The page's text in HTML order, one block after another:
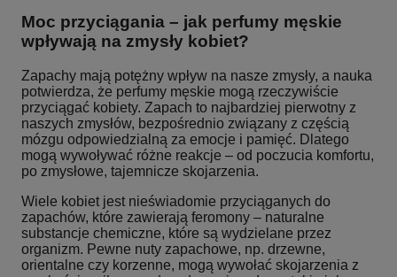
Moc przyciągania – jak perfumy męskie
wpływają na zmysły kobiet?
Zapachy mają potężny wpływ na nasze zmysły, a nauka
potwierdza, że perfumy męskie mogą rzeczywiście
przyciągać kobiety. Zapach to najbardziej pierwotny z
naszych zmysłów, bezpośrednio związany z częścią
mózgu odpowiedzialną za emocje i pamięć. Dlatego
mogą wywoływać różne reakcje – od poczucia komfortu,
po zmysłowe, tajemnicze skojarzenia.
Wiele kobiet jest nieświadomie przyciąganych do
zapachów, które zawierają feromony – naturalne
substancje chemiczne, które są wydzielane przez
organizm. Pewne nuty zapachowe, np. drzewne,
orientalne czy korzenne, mogą wywołać skojarzenia z